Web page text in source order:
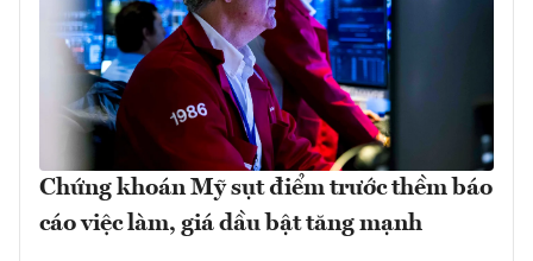
Chứng khoán Mỹ sụt điểm trước thềm báo
cáo việc làm, giá dầu bật tăng mạnh